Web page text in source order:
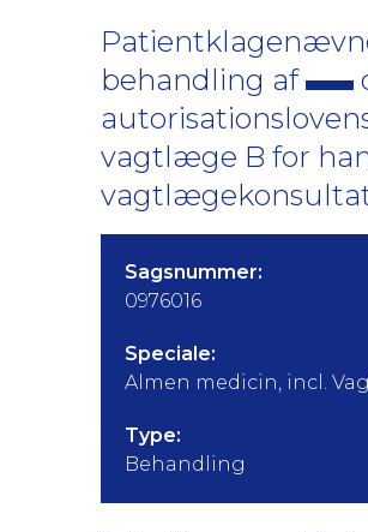
behandling af
vagtlæge B for
Sagsnummer:
0976016
Speciale:
Almen medicin, incl.
Type:
Behandling